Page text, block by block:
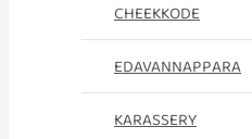
CHEEKKODE
EDAVANNAPPARA
KARASSERY